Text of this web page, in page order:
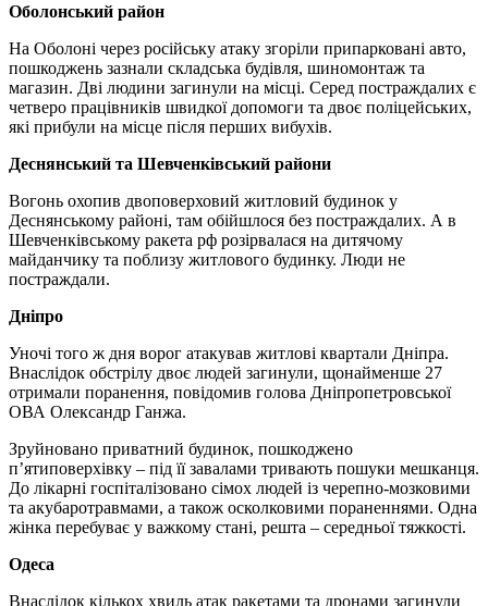
Оболонський район
На Оболоні через російську атаку згоріли припарковані авто,
пошкоджень зазнали складська будівля, шиномонтаж та
магазин. Дві людини загинули на місці. Серед постраждалих є
четверо працівників швидкої допомоги та двоє поліцейських,
які прибули на місце після перших вибухів.
Деснянський та Шевченківський райони
Вогонь охопив двоповерховий житловий будинок у
Деснянському районі, там обійшлося без постраждалих. А в
Шевченківському ракета рф розірвалася на дитячому
майданчику та поблизу житлового будинку. Люди не
постраждали.
Дніпро
Уночі того ж дня ворог атакував житлові квартали Дніпра.
Внаслідок обстрілу двоє людей загинули, щонайменше 27
отримали поранення, повідомив голова Дніпропетровської
ОВА Олександр Ганжа.
Зруйновано приватний будинок, пошкоджено
п’ятиповерхівку – під її завалами тривають пошуки мешканця.
До лікарні госпіталізовано сімох людей із черепно-мозковими
та акубаротравмами, а також осколковими пораненнями. Одна
жінка перебуває у важкому стані, решта – середньої тяжкості.
Одеса
Внаслідок кількох хвиль атак ракетами та дронами загинули